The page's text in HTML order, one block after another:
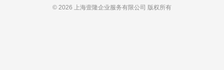
© 2026 上海壹隆企业服务有限公司 版权所有